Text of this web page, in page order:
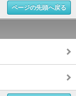
ページの先頭へ戻る